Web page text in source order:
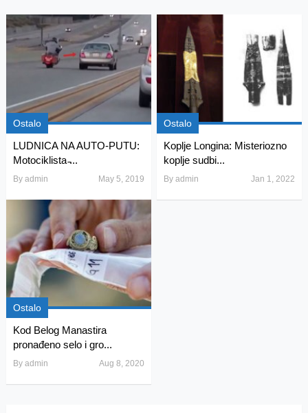
Ostalo
LUDNICA NA AUTO-PUTU:
Motociklista ̵...
By admin May 5, 2019
Ostalo
Koplje Longina: Misteriozno
koplje sudbi...
Byadmin Jan 1, 2022
Ostalo
Kod Belog Manastira
pronađeno selo i gro...
By admin Aug 8, 2020